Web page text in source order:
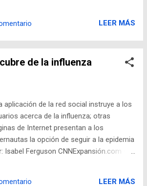
Trends México , se pueden revisar los
de influenza en 16 estados de México,
nada apoyar en el rastreo del primer
de que la información presentada sea
no cuentan con suficiente historial
en México, comparado con el servicio
a estados Unidos. "Estamos
para que los oficiales de las depe...
LEER MÁS
de la influenza
aplicación de la red social instruye a los
acerca de la influenza; otras
de Internet presentan a los
la opción de seguir a la epidemia
Isabel Ferguson CNNExpansión.com —
LEER MÁS